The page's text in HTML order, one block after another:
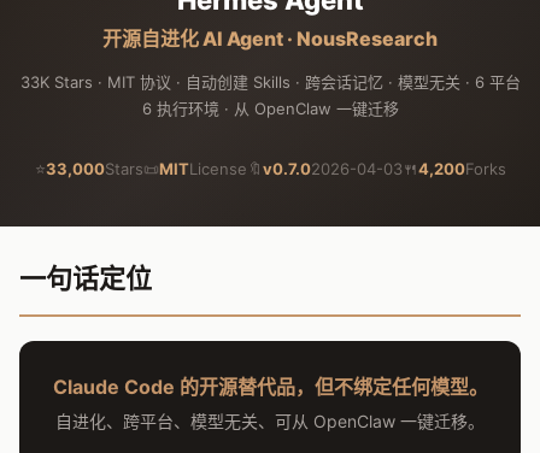
开源自进化 AI Agent · NousResearch
33K Stars · MIT 协议 · 自动创建 Skills · 跨会话记忆 · 模型无关 · 6 平台
6 执行环境 · 从 OpenClaw 一键迁移
⭐33,000Stars📜MITLicense 🔖v0.7.02026-04-03🍴4,200Forks
一句话定位
Claude Code 的开源替代品，但不绑定任何模型。
自进化、跨平台、模型无关、可从 OpenClaw 一键迁移。